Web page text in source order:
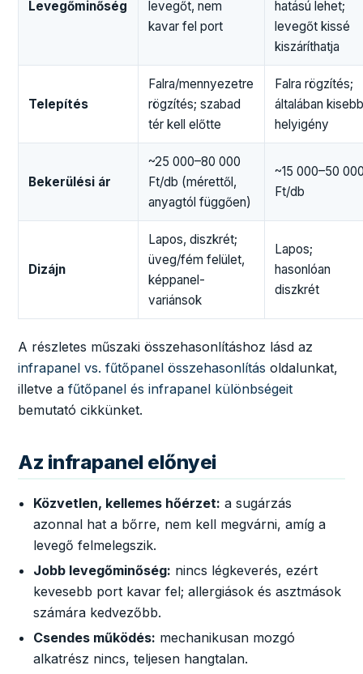
Levegőminőség
levegőt, nem
kavar fel port
hatású lehet;
levegőt kissé
kiszáríthatja
Telepítés
Falra/mennyezetre
rögzítés; szabad
tér kell előtte
Falra rögzítés;
általában
helyigény
Bekerülési ár
~25 000–80 000
Ft/db (mérettől,
anyagtól függően)
~15 000–50
Ft/db
Dizájn
Lapos, diszkrét;
üveg/fém felület,
képpanel-
variánsok
Lapos;
hasonlóan
diszkrét
A részletes műszaki összehasonlításhoz lásd az
infrapanel vs. fűtőpanel összehasonlítás oldalunkat,
illetve a fűtőpanel és infrapanel különbségeit
bemutató cikkünket.
Az infrapanel előnyei
Közvetlen, kellemes hőérzet: a sugárzás
azonnal hat a bőrre, nem kell megvárni, amíg a
levegő felmelegszik.
Jobb levegőminőség: nincs légkeverés, ezért
kevesebb port kavar fel; allergiások és asztmások
számára kedvezőbb.
Csendes működés: mechanikusan mozgó
alkatrész nincs, teljesen hangtalan.